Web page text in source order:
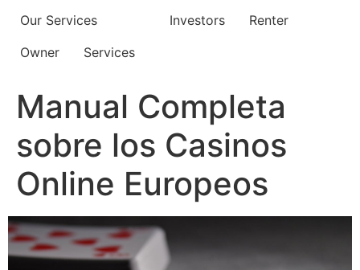
Our Services
Investors
Renter
Owner
Services
Manual Completa
sobre los Casinos
Online Europeos